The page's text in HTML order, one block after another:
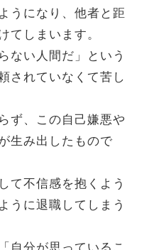
うになり、他者と距
てしまいます。
ない人間だ」という
されていなくて苦し
ず、この自己嫌悪や
生み出したもので
て不信感を抱くよう
うに退職してしまう